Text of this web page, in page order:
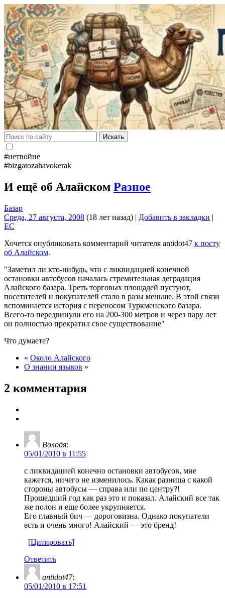
Искать
#нетвойне
#bizgatozahavokerak
И ещё об Алайском Разное
Базар
Среда, 27 августа, 2008 (18 лет назад) | Добавить в закладки |
EC
Хочется опубликовать комментарий читателя antidot47 к посту
об Алайском.
Заметил ли кто-нибудь, что с ликвидацией конечной
остановки автобусов началась стремительная деградация
Алайского базара. Треть торговых площадей пустуют,
посетителей и покупателей стало в разы меньше. В этой связи
вспоминается история с переносом Туркменского базара.
Всего-то передвинули его на 200-300 метров и через пару лет
он полностью прекратил свое существование
Что думаете?
« Около Алайского
О знании языков »
2 комментария
Володя:
05/01/2010 в 11:55
с ликвидацией конечно остановки автобусов, мне
кажется, ничего не изменилось. Какая разница с какой
стороны автобусы — справа или по центру?!
Прошедший год как раз это и показал. Алайский все так
же полон и еще более укрупняется.
Его главный бич — дороговизна. Однако покупатели
есть и очень много! Алайский — это бренд!
[Цитировать]
Ответить
antidot47:
05/01/2010 в 17:51